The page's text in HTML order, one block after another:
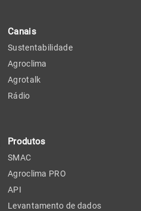
Canais
Sustentabilidade
Agroclima
Agrotalk
Rádio
Produtos
SMAC
Agroclima PRO
API
Levantamento de dados